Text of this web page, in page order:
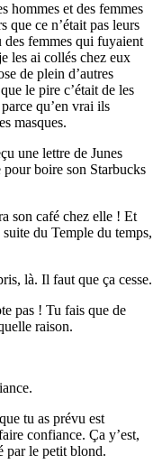
hommes et des femmes
que ce n’était pas leurs
des femmes qui fuyaient
les ai collés chez eux
de plein d’autres
le pire c’était de les
qu’en vrai ils
masques.
une lettre de Junes
boire son Starbucks
son café chez elle ! Et
du Temple du temps,
là. Il faut que ça cesse.
pas ! Tu fais que de
raison.
tu as prévu est
confiance. Ça y’est,
par le petit blond.